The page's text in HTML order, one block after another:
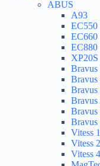
ABUS
A93
EC550
EC660
EC880
XP20S
Bravus
Bravus
Bravus
Bravus
Vitess
Vitess
Vitess